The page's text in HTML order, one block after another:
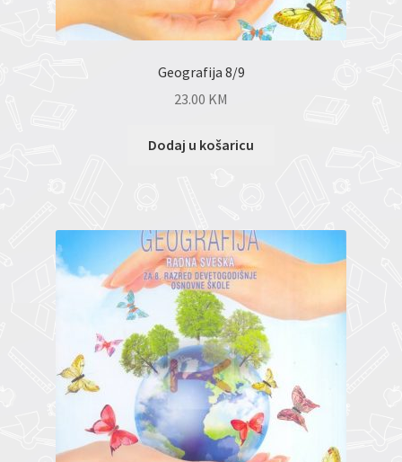
Geografija 8/9
23.00 KM
Dodaj u košaricu